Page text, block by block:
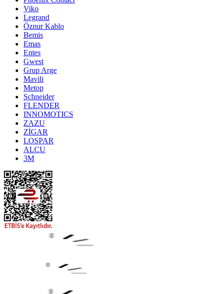
Viko
Legrand
Öznur Kablo
Bemis
Emas
Entes
Gwest
Grup Arge
Mavili
Metop
Schneider
FLENDER
INNOMOTICS
ZAZU
ZİGAR
LOSPAR
ALCU
3M